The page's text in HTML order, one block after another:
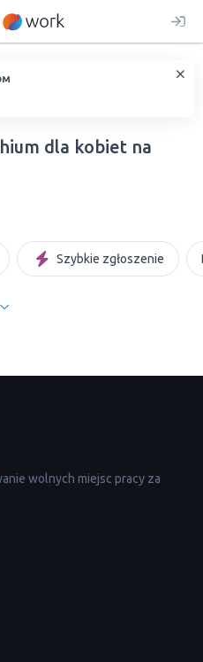
dla kobiet na
Szybkie zgłoszenie
wolnych miejsc pracy za